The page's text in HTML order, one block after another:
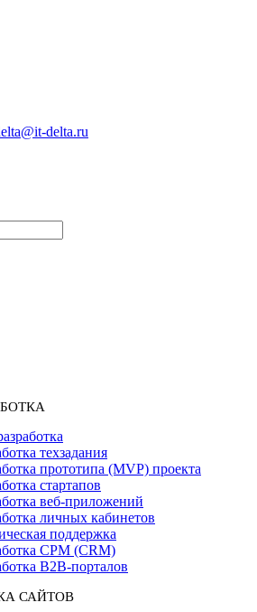
delta.ru
техзадания
прототипа (MVP) проекта
стартапов
веб-приложений
личных кабинетов
поддержка
СРМ (CRM)
B2B-порталов
САЙТОВ